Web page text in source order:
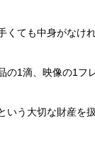
くても中身がなけ
の1滴、映像の1フ
いう大切な財産を